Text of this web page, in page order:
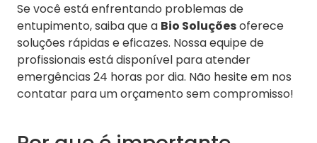
Se você está enfrentando problemas de
entupimento, saiba que a Bio Soluçõesoferece
soluções rápidas e eficazes. Nossa equipe de
profissionais está disponível para atender
emergências 24 horas por dia. Não hesite em nos
contatar para um orçamento sem compromisso!